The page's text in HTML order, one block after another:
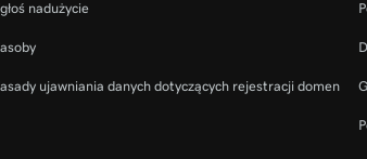
nadużycie
ujawniania danych dotyczących rejestracji domen